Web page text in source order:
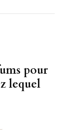
pour
lequel